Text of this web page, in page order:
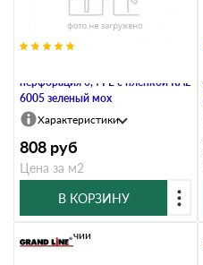
перфорация 0,4 PE с пленкой RAL
6005 зеленый мох
Характеристики
808 руб
Цена за м2
В КОРЗИНУ
В наличии